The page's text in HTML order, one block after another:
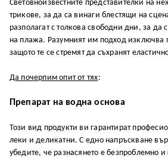
Световноизвестните представителки на
трикове, за да са винаги блестящи на
разполагат с толкова свободни дни, за да
на плажа. Разумният им подход изключва
защото те се стремят да съхранят
Да почерпим опит от тях:
Препарат на водна основа
Този вид продукти ви гарантират
леки и деликатни. С едно напръскване
убедите, че разнасянето е безпроблемно и